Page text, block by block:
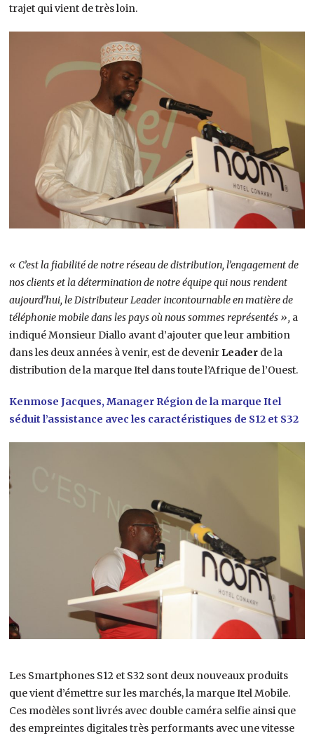
trajet qui vient de très loin.
« C’est la fiabilité de notre réseau de distribution, l’engagement de
nos clients et la détermination de notre équipe qui nous rendent
aujourd’hui, le Distributeur Leader incontournable en matière de
téléphonie mobile dans les pays où nous sommes représentés », a
indiqué Monsieur Diallo avant d’ajouter que leur ambition
dans les deux années à venir, est de devenir Leader de la
distribution de la marque Itel dans toute l’Afrique de l’Ouest.
Kenmose Jacques, Manager Région de la marque Itel
séduit l’assistance avec les caractéristiques de S12 et S32
Les Smartphones S12 et S32 sont deux nouveaux produits
que vient d’émettre sur les marchés, la marque Itel Mobile.
Ces modèles sont livrés avec double caméra selfie ainsi que
des empreintes digitales très performants avec une vitesse